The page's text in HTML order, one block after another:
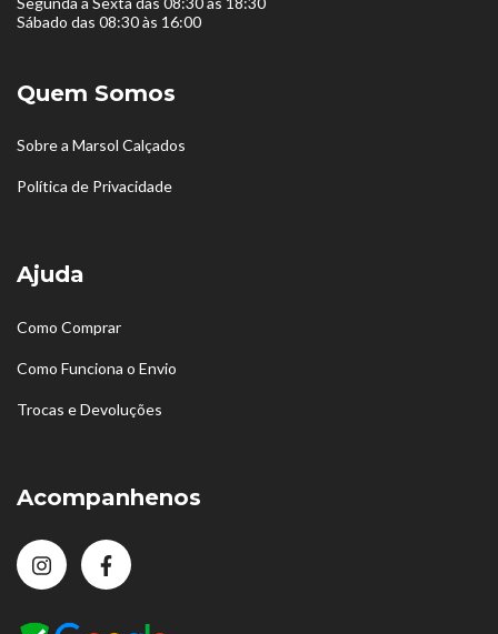
Sábado das 08:30 às 16:00
Quem Somos
Sobre a Marsol Calçados
Política de Privacidade
Ajuda
Como Comprar
Como Funciona o Envio
Trocas e Devoluções
Acompanhenos